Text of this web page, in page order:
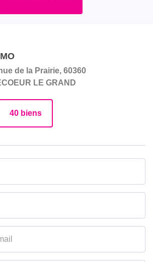
de la Prairie, 60360
LE GRAND
40 biens